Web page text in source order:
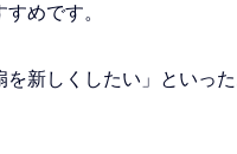
めです。
を新しくしたい」といっ